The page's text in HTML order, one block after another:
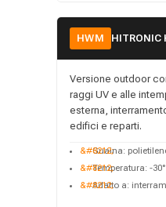
HWM HITRONIC
Versione outdoor
raggi UV e alle
esterna,
edifici e reparti.
Guaina:
Temperatura: -
Adatto a: